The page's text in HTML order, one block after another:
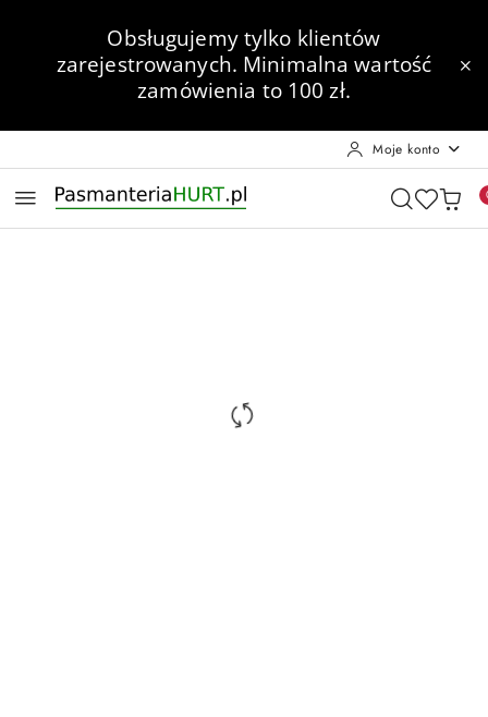
Przejdź do treści głównej
Przejdź do wyszukiwarki
Przejdź do moje konto
Przejdź do menu głównego
Przejdź do opisu produktu
Przejdź do stopki
Obsługujemy tylko klientów
zarejestrowanych. Minimalna wartość
zamówienia to 100 zł.
Moje konto